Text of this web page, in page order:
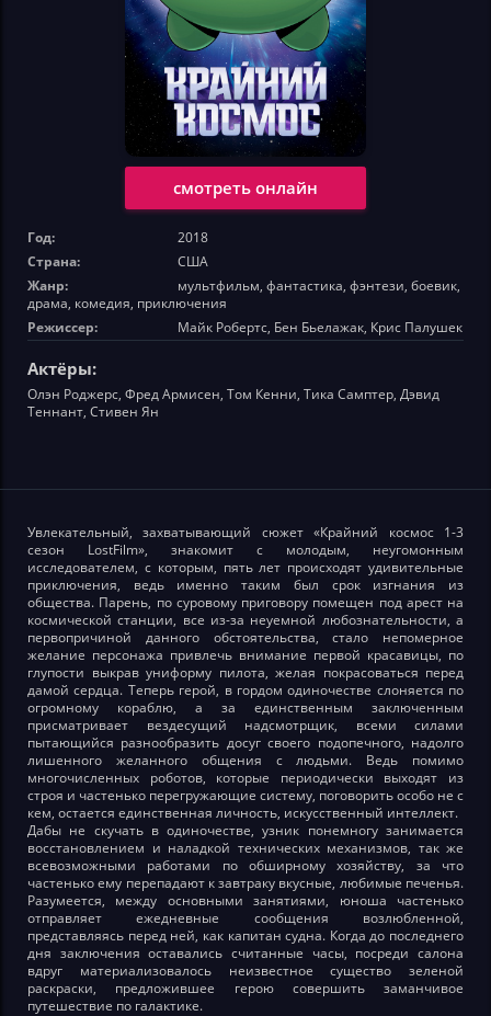
смотреть онлайн
Год:
2018
Страна:
США
Жанр:
мультфильм, фантастика, фэнтези, боевик,
драма, комедия, приключения
Режиссер:
Майк Робертс, Бен Бьелажак, Крис Палушек
Актёры:
Олэн Роджерс, Фред Армисен, Том Кенни, Тика Самптер, Дэвид
Теннант, Стивен Ян
Увлекательный, захватывающий сюжет «Крайний космос 1-3
сезон LostFilm», знакомит с молодым, неугомонным
исследователем, с которым, пять лет происходят удивительные
приключения, ведь именно таким был срок изгнания из
общества. Парень, по суровому приговору помещен под арест на
космической станции, все из-за неуемной любознательности, а
первопричиной данного обстоятельства, стало непомерное
желание персонажа привлечь внимание первой красавицы, по
глупости выкрав униформу пилота, желая покрасоваться перед
дамой сердца. Теперь герой, в гордом одиночестве слоняется по
огромному кораблю, а за единственным заключенным
присматривает вездесущий надсмотрщик, всеми силами
пытающийся разнообразить досуг своего подопечного, надолго
лишенного желанного общения с людьми. Ведь помимо
многочисленных роботов, которые периодически выходят из
строя и частенько перегружающие систему, поговорить особо не с
кем, остается единственная личность, искусственный интеллект.
Дабы не скучать в одиночестве, узник понемногу занимается
восстановлением и наладкой технических механизмов, так же
всевозможными работами по обширному хозяйству, за что
частенько ему перепадают к завтраку вкусные, любимые печенья.
Разумеется, между основными занятиями, юноша частенько
отправляет ежедневные сообщения возлюбленной,
представляясь перед ней, как капитан судна. Когда до последнего
дня заключения оставались считанные часы, посреди салона
вдруг материализовалось неизвестное существо зеленой
раскраски, предложившее герою совершить заманчивое
путешествие по галактике.